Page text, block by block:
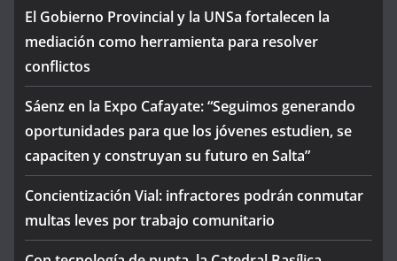
El Gobierno Provincial y la UNSa fortalecen la
mediación como herramienta para resolver
conflictos
Sáenz en la Expo Cafayate: “Seguimos generando
oportunidades para que los jóvenes estudien, se
capaciten y construyan su futuro en Salta”
Concientización Vial: infractores podrán conmutar
multas leves por trabajo comunitario